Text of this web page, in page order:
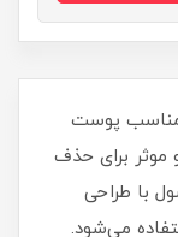
مناسب پوست
و موثر برای حذف
با طراحی
می‌شود.